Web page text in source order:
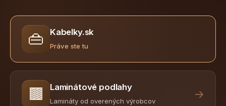
👜 Kabelky.sk
Práve ste tu
🟫 Laminátové podlahy
Lamináty od overených výrobcov
→